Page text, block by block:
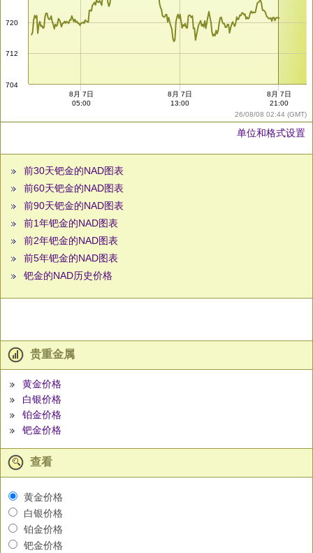
26/08/08 02:44 (GMT)
704
712
720
8月 7日
05:00
8月 7日
13:00
8月 7日
21:00
单位和格式设置
前30天钯金的NAD图表
前60天钯金的NAD图表
前90天钯金的NAD图表
前1年钯金的NAD图表
前2年钯金的NAD图表
前5年钯金的NAD图表
钯金的NAD历史价格
贵重金属
黄金价格
白银价格
铂金价格
钯金价格
查看
黄金价格
白银价格
铂金价格
钯金价格